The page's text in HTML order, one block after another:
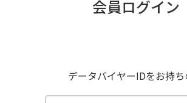
会員ログイン
データバイヤーIDをお持